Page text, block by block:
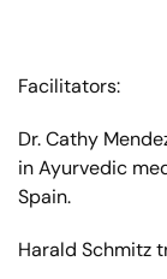
Facilitators:
Dr. Cathy
in Ayurvedic
Spain.
Harald Schmitz